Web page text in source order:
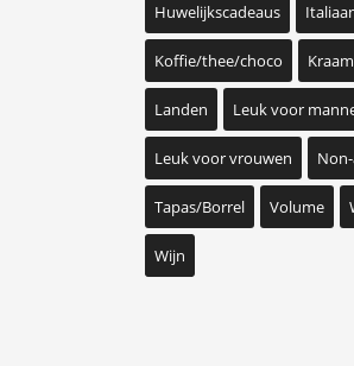
Huwelijkscadeaus
Koffie/thee/choco
Landen Leuk voor
Leuk voor vrouwen
Tapas/Borrel Volume
Wijn